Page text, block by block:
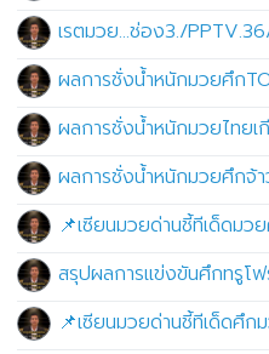
เรตมวย...ช่อง3./
ผลการชั่งน้ำหนักมวยศึก
ผลการชั่งน้ำหนักมวยไทย
ผลการชั่งน้ำหนักมวยศึกจ้
📌เซียนมวยด่านชี้ทีเด็ดม
สรุปผลการแข่งขันศึกทรูโ
📌เซียนมวยด่านชี้ทีเด็ดศึ